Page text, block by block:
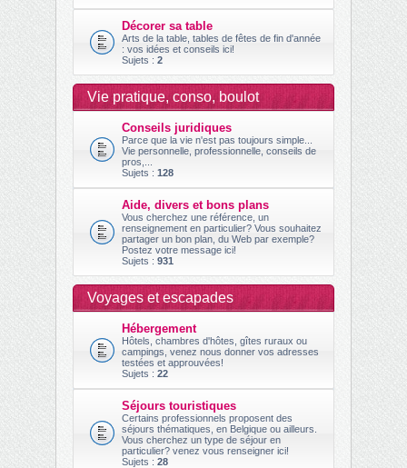
Décorer sa table
Arts de la table, tables de fêtes de fin d'année
: vos idées et conseils ici!
Sujets : 2
Vie pratique, conso, boulot
Conseils juridiques
Parce que la vie n'est pas toujours simple...
Vie personnelle, professionnelle, conseils de
pros,...
Sujets : 128
Aide, divers et bons plans
Vous cherchez une référence, un
renseignement en particulier? Vous souhaitez
partager un bon plan, du Web par exemple?
Postez votre message ici!
Sujets : 931
Voyages et escapades
Hébergement
Hôtels, chambres d'hôtes, gîtes ruraux ou
campings, venez nous donner vos adresses
testées et approuvées!
Sujets : 22
Séjours touristiques
Certains professionnels proposent des
séjours thématiques, en Belgique ou ailleurs.
Vous cherchez un type de séjour en
particulier? venez vous renseigner ici!
Sujets : 28